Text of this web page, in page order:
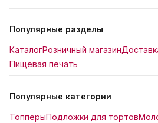
Популярные разделы
КаталогРозничный магазин
Пищевая печать
Популярные категории
ТопперыПодложки для тортов